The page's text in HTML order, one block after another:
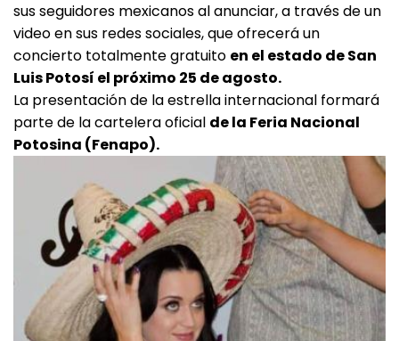
sus seguidores mexicanos al anunciar, a través de un
video en sus redes sociales, que ofrecerá un
concierto totalmente gratuito en el estado de San
Luis Potosí el próximo 25 de agosto.
La presentación de la estrella internacional formará
parte de la cartelera oficial de la Feria Nacional
Potosina (Fenapo).